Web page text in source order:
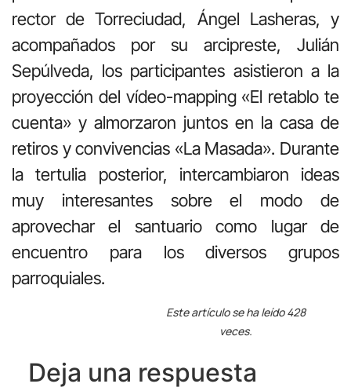
rector de Torreciudad, Ángel Lasheras, y
acompañados por su arcipreste, Julián
Sepúlveda, los participantes asistieron a la
proyección del vídeo-mapping «El retablo te
cuenta» y almorzaron juntos en la casa de
retiros y convivencias «La Masada». Durante
la tertulia posterior, intercambiaron ideas
muy interesantes sobre el modo de
aprovechar el santuario como lugar de
encuentro para los diversos grupos
parroquiales.
Este artículo se ha leído 428
veces.
Deja una respuesta